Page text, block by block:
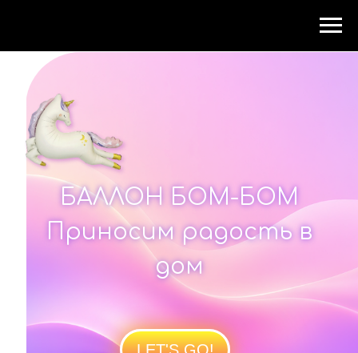
БАЛЛОН БОМ-БОМ
Приносим радость в
дом